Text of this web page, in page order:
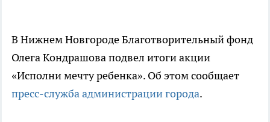
В Нижнем Новгороде Благотворительный фонд
Олега Кондрашова подвел итоги акции
«Исполни мечту ребенка». Об этом сообщает
пресс-служба администрации города.